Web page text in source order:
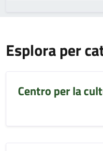
Esplora per
Centro per la